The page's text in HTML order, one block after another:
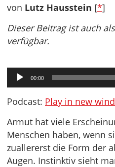
von Lutz Hausstein [*]
Dieser Beitrag ist auch
verfügbar.
Audio-
Player
00:00
Podcast: Play in new
Armut hat viele
Menschen haben, wenn
zuallererst die Form der
Augen. Instinktiv sieht